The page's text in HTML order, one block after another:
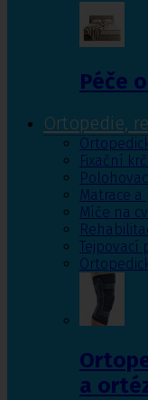
Péče
Ortopedie,
Fixační
Matrace
Míče na
Tejpovací
a